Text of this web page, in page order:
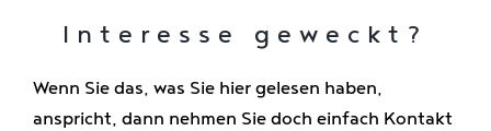
Interesse geweckt?
Wenn Sie das, was Sie hier gelesen haben,
anspricht, dann nehmen Sie doch einfach Kontakt